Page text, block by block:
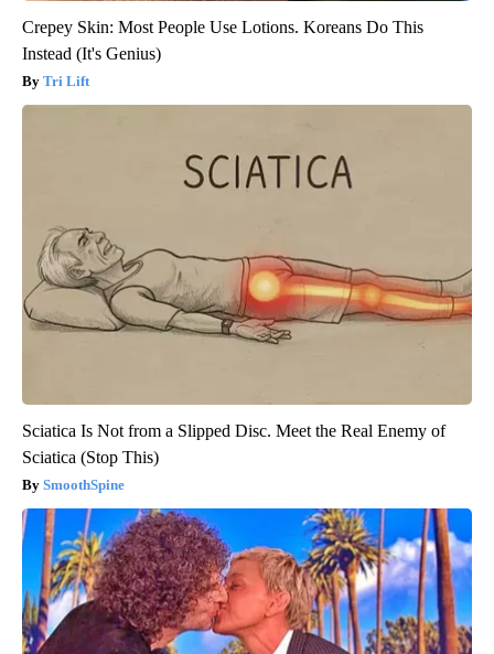
Crepey Skin: Most People Use Lotions. Koreans Do This
Instead (It's Genius)
Tri Lift
Sciatica Is Not from a Slipped Disc. Meet the Real Enemy of
Sciatica (Stop This)
SmoothSpine